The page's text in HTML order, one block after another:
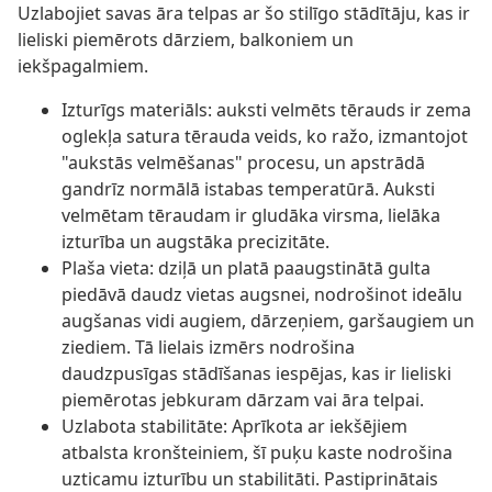
Uzlabojiet savas āra telpas ar šo stilīgo stādītāju, kas ir
lieliski piemērots dārziem, balkoniem un
iekšpagalmiem.
Izturīgs materiāls: auksti velmēts tērauds ir zema
oglekļa satura tērauda veids, ko ražo, izmantojot
"aukstās velmēšanas" procesu, un apstrādā
gandrīz normālā istabas temperatūrā. Auksti
velmētam tēraudam ir gludāka virsma, lielāka
izturība un augstāka precizitāte.
Plaša vieta: dziļā un platā paaugstinātā gulta
piedāvā daudz vietas augsnei, nodrošinot ideālu
augšanas vidi augiem, dārzeņiem, garšaugiem un
ziediem. Tā lielais izmērs nodrošina
daudzpusīgas stādīšanas iespējas, kas ir lieliski
piemērotas jebkuram dārzam vai āra telpai.
Uzlabota stabilitāte: Aprīkota ar iekšējiem
atbalsta kronšteiniem, šī puķu kaste nodrošina
uzticamu izturību un stabilitāti. Pastiprinātais